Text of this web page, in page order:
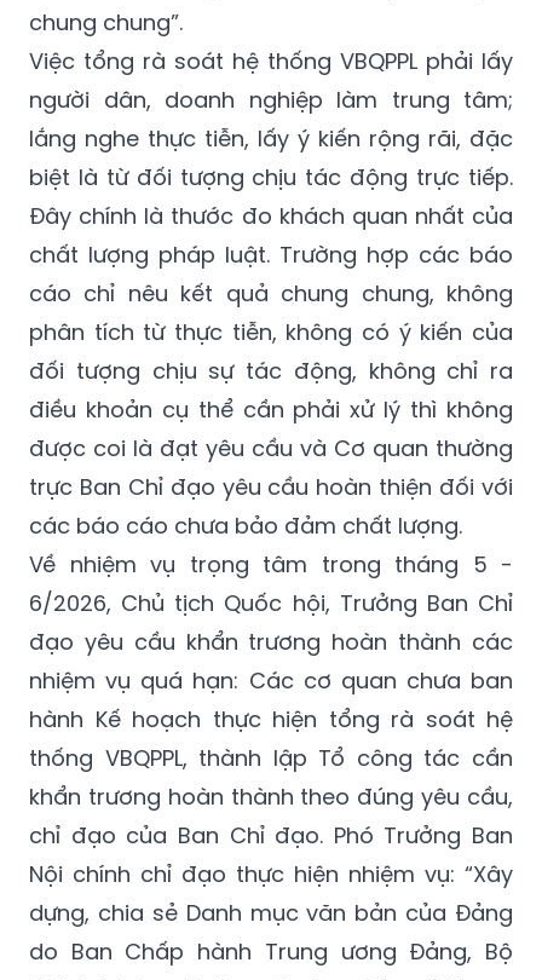
chung chung”.
Việc tổng rà soát hệ thống VBQPPL phải lấy
người dân, doanh nghiệp làm trung tâm;
lắng nghe thực tiễn, lấy ý kiến rộng rãi, đặc
biệt là từ đối tượng chịu tác động trực tiếp.
Đây chính là thước đo khách quan nhất của
chất lượng pháp luật. Trường hợp các báo
cáo chỉ nêu kết quả chung chung, không
phân tích từ thực tiễn, không có ý kiến của
đối tượng chịu sự tác động, không chỉ ra
điều khoản cụ thể cần phải xử lý thì không
được coi là đạt yêu cầu và Cơ quan thường
trực Ban Chỉ đạo yêu cầu hoàn thiện đối với
các báo cáo chưa bảo đảm chất lượng.
Về nhiệm vụ trọng tâm trong tháng 5 -
6/2026, Chủ tịch Quốc hội, Trưởng Ban Chỉ
đạo yêu cầu khẩn trương hoàn thành các
nhiệm vụ quá hạn: Các cơ quan chưa ban
hành Kế hoạch thực hiện tổng rà soát hệ
thống VBQPPL, thành lập Tổ công tác cần
khẩn trương hoàn thành theo đúng yêu cầu,
chỉ đạo của Ban Chỉ đạo. Phó Trưởng Ban
Nội chính chỉ đạo thực hiện nhiệm vụ: “Xây
dựng, chia sẻ Danh mục văn bản của Đảng
do Ban Chấp hành Trung ương Đảng, Bộ